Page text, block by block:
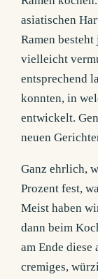
asiatischen
Ramen
vielleicht
entsprechend
konnten, in
entwickelt.
neuen
Ganz ehrlich,
Prozent fest,
Meist haben
dann beim
am Ende
cremiges,